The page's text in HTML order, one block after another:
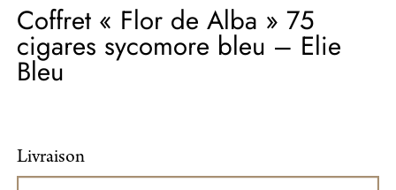
Coffret « Flor de Alba » 75
cigares sycomore bleu – Elie
Bleu
Livraison